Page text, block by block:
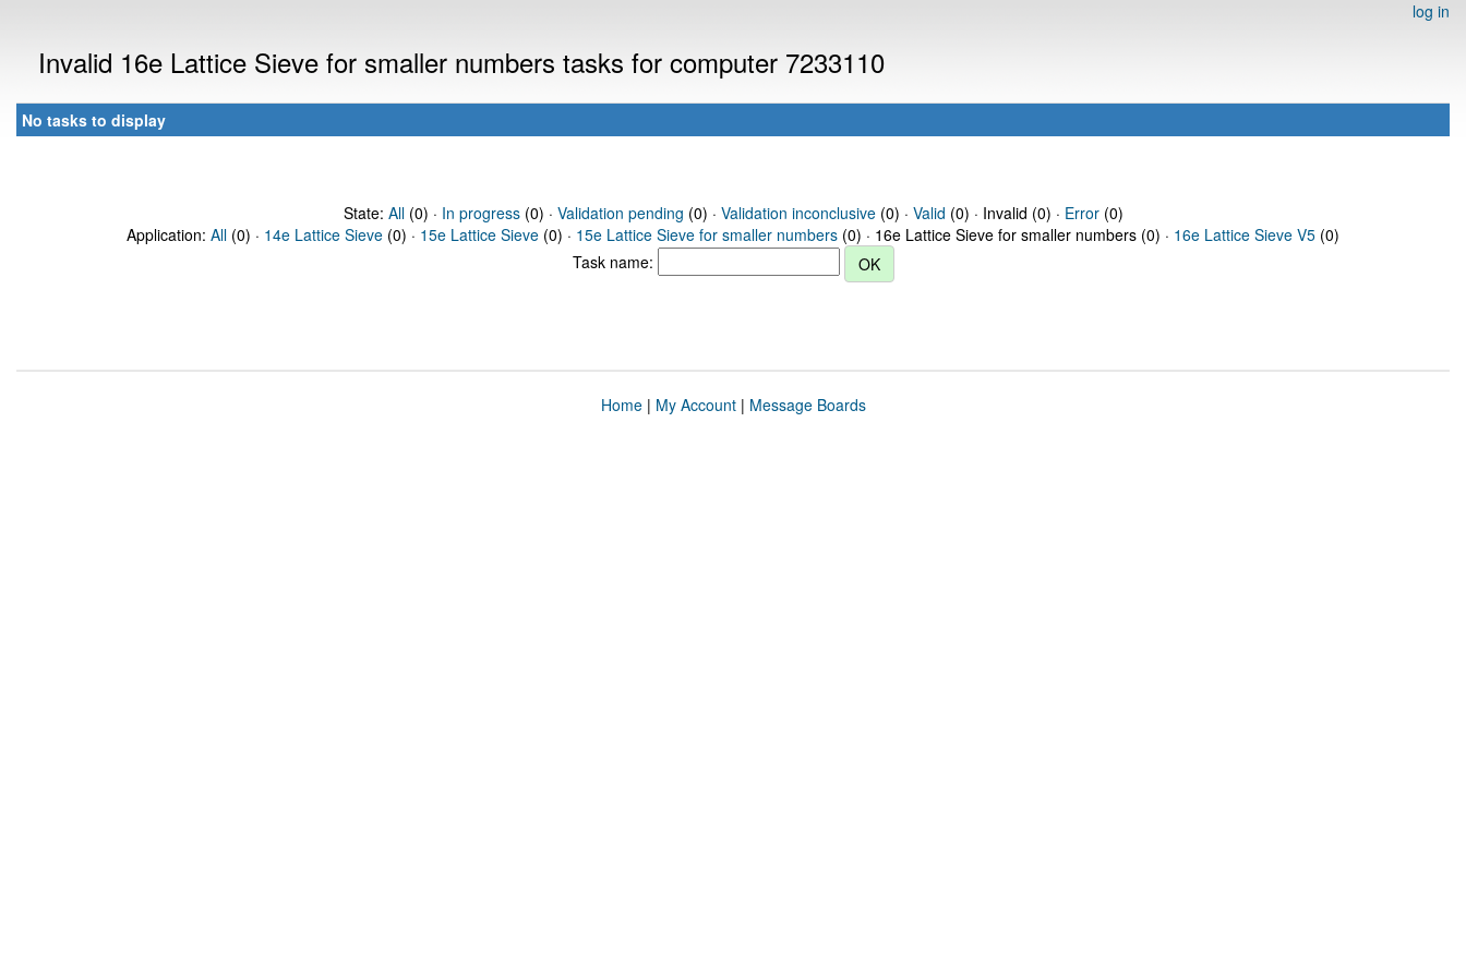
log in
Invalid 16e Lattice Sieve for smaller numbers tasks for computer 7233110
No tasks to display
State: All(0) · In progress(0) · Validation pending (0) · Validation inconclusive(0) · Valid (0) · Invalid (0) · Error(0)
Application: All (0) · 14e Lattice Sieve (0) · 15e Lattice Sieve (0) · 15e Lattice Sieve for smaller numbers (0) · 16e Lattice Sieve for smaller numbers (0) · 16e Lattice Sieve V5 (0)
Task name:
Home| My Account| Message Boards